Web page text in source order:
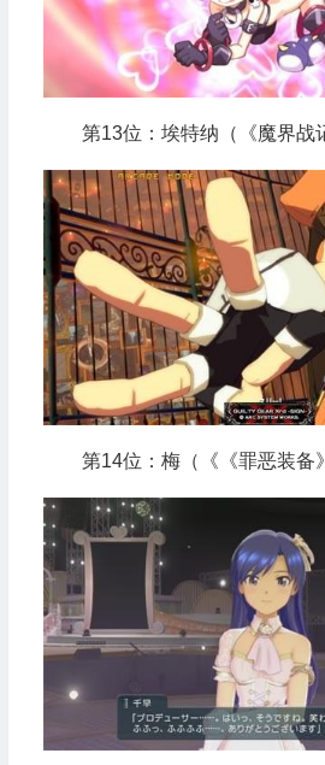
第13位：埃特纳（《魔界战
第14位：梅（《《罪恶装备